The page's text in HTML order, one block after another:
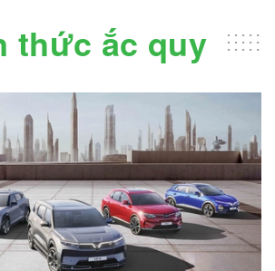
thức ắc quy